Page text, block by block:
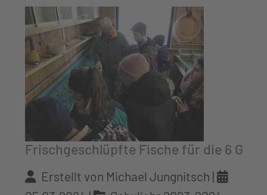
Frischgeschlüpfte Fische für die 6 G
Erstellt von Michael Jungnitsch |